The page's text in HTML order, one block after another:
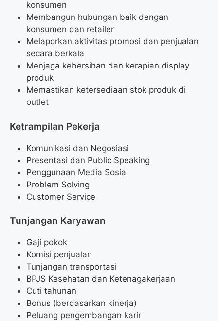
konsumen
Membangun hubungan baik dengan
konsumen dan retailer
Melaporkan aktivitas promosi dan penjualan
secara berkala
Menjaga kebersihan dan kerapian display
produk
Memastikan ketersediaan stok produk di
outlet
Ketrampilan Pekerja
Komunikasi dan Negosiasi
Presentasi dan Public Speaking
Penggunaan Media Sosial
Problem Solving
Customer Service
Tunjangan Karyawan
Gaji pokok
Komisi penjualan
Tunjangan transportasi
BPJS Kesehatan dan Ketenagakerjaan
Cuti tahunan
Bonus (berdasarkan kinerja)
Peluang pengembangan karir